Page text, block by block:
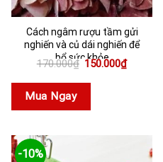
Cách ngâm rượu tầm gửi
nghiến và củ dái nghiến để
bổ sức khỏe
170.000₫ Giá
là:
150.000₫Giá
hiện
Mua Ngay
-10%